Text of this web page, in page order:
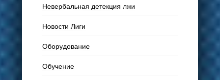
Невербальная детекция лжи
Новости Лиги
Оборудование
Обучение